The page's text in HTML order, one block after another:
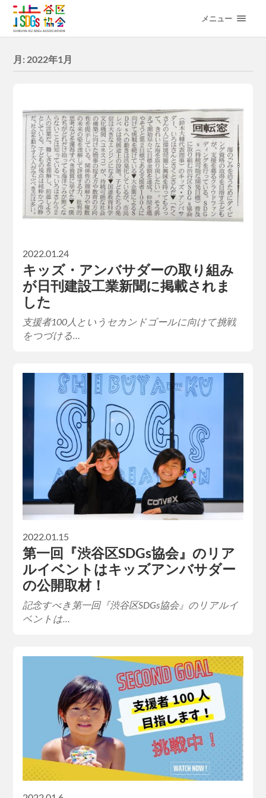
メニュー
月: 2022年1月
2022.01.24
キッズ・アンバサダーの取り組み
が日刊建設工業新聞に掲載されま
した
支援者100人というセカンドゴールに向けて挑戦
をつづける…
2022.01.15
第一回『渋谷区SDGs協会』のリア
ルイベントはキッズアンバサダー
の公開取材！
記念すべき第一回『渋谷区SDGs協会』のリアルイ
ベントは…